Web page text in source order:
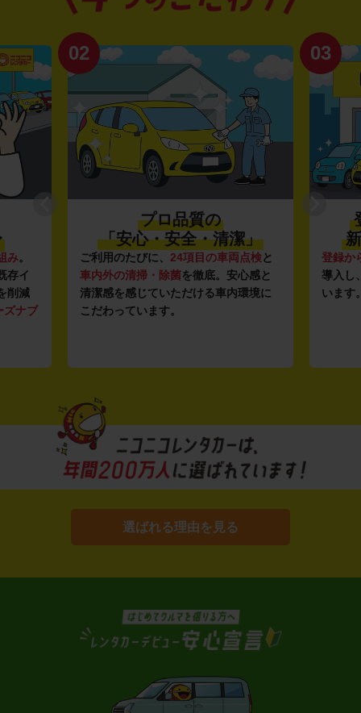
み。
存イ
削減
ズナブ
02
プロ品質の
「安心・安全・清潔」
ご利用のたびに、 24項目の車両点検と
車内外の清掃・除菌を徹底。安心感と
清潔感を感じていただける車内環境に
こだわっています。
03
登録か
導入し
います
選ばれる理由を見る